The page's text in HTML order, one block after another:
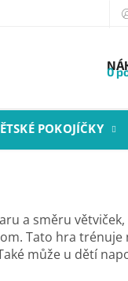
0
POKOJÍČKY
a směru větviček,
Tato hra trénuje
může u dětí